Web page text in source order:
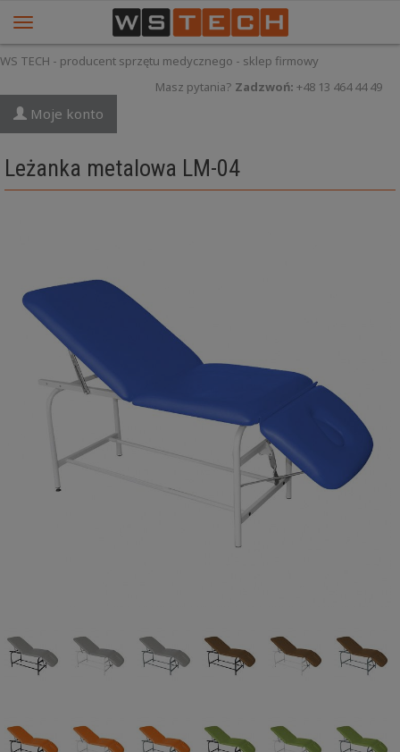
WS TECH - producent sprzętu medycznego - sklep firmowy
Masz pytania? Zadzwoń: +48 13 464 44 49
Moje konto
Leżanka metalowa LM-04